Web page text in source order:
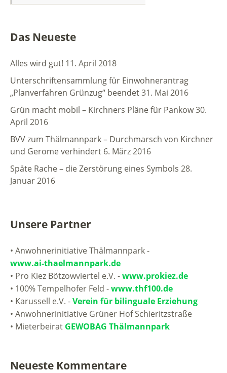
Das Neueste
Alles wird gut! 11. April 2018
Unterschriftensammlung für Einwohnerantrag
„Planverfahren Grünzug“ beendet31. Mai 2016
Grün macht mobil – Kirchners Pläne für Pankow30.
April 2016
BVV zum Thälmannpark – Durchmarsch von Kirchner
und Gerome verhindert 6. März 2016
Späte Rache – die Zerstörung eines Symbols 28.
Januar 2016
Unsere Partner
• Anwohnerinitiative Thälmannpark -
www.ai-thaelmannpark.de
• Pro Kiez Bötzowviertel e.V. -www.prokiez.de
• 100% Tempelhofer Feld -www.thf100.de
• Karussell e.V. -Verein für bilinguale Erziehung
• Anwohnerinitiative Grüner Hof Schieritzstraße
• Mieterbeirat GEWOBAG Thälmannpark
Neueste Kommentare